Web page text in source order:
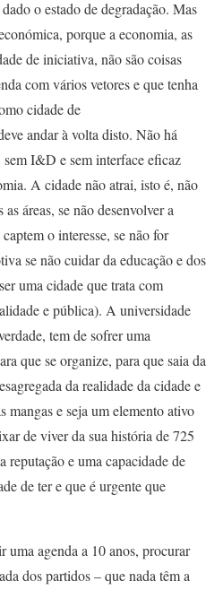
o estado de degradação. Mas
porque a economia, as
de iniciativa, não são coisas
com vários vetores e que tenha
cidade de
andar à volta disto. Não há
sem I&D e sem interface eficaz
A cidade não atrai, isto é, não
áreas, se não desenvolver a
o interesse, se não for
se não cuidar da educação e dos
uma cidade que trata com
e pública). A universidade
tem de sofrer uma
que se organize, para que saia da
da realidade da cidade e
mangas e seja um elemento ativo
de viver da sua história de 725
reputação e uma capacidade de
de ter e que é urgente que
uma agenda a 10 anos, procurar
dos partidos – que nada têm a